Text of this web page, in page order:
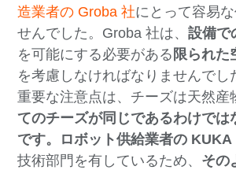
造業者の Groba 社にとって容易
せんでした。Groba 社は、設備で
を可能にする必要がある 限られた
を考慮しなければなりませんでし
重要な注意点は、チーズは天然産
てのチーズが同じであるわけでは
です。ロボット供給業者の KUKA
技術部門を有しているため、 その